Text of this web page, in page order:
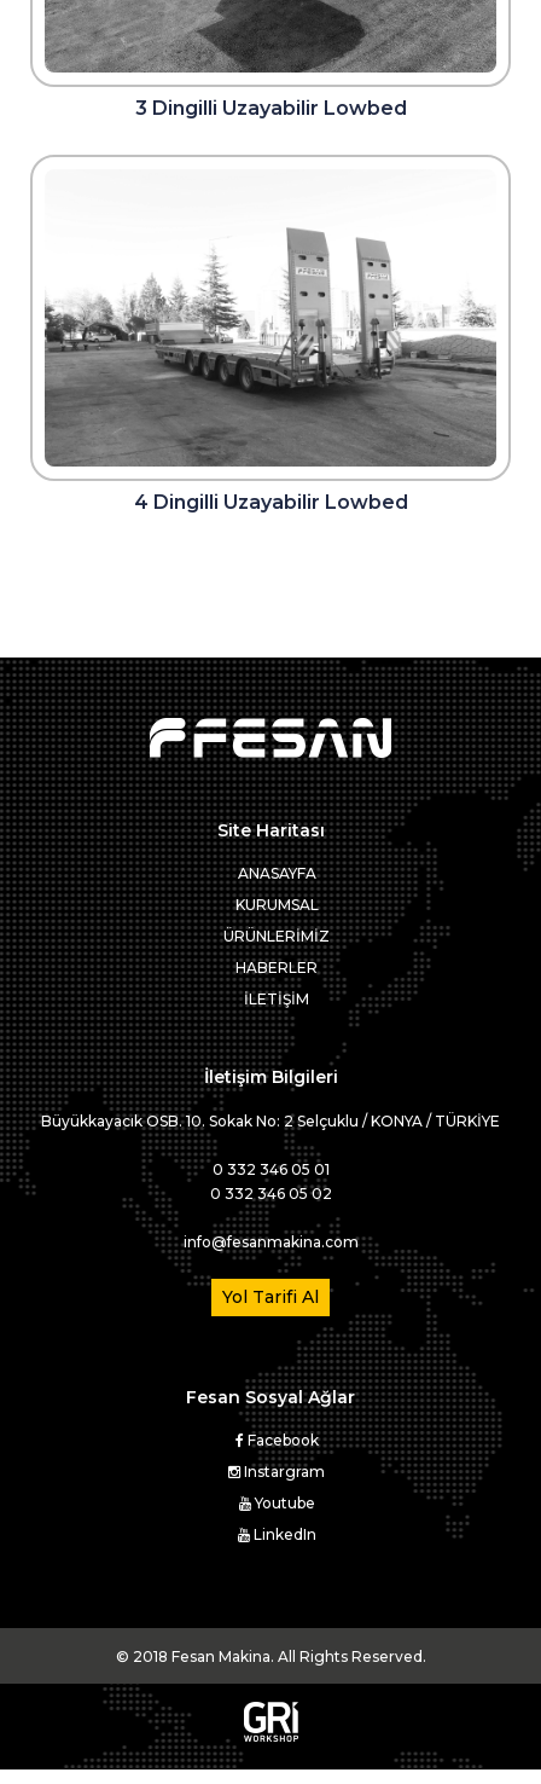
3 Dingilli Uzayabilir Lowbed
4 Dingilli Uzayabilir Lowbed
Site Haritası
ANASAYFA
KURUMSAL
ÜRÜNLERİMİZ
HABERLER
İLETİŞİM
İletişim Bilgileri
Büyükkayacık OSB. 10. Sokak No: 2 Selçuklu / KONYA / TÜRKİYE
0 332 346 05 01
0 332 346 05 02
info@fesanmakina.com
Yol Tarifi Al
Fesan Sosyal Ağlar
Facebook
Instargram
Youtube
LinkedIn
© 2018 Fesan Makina. All Rights Reserved.